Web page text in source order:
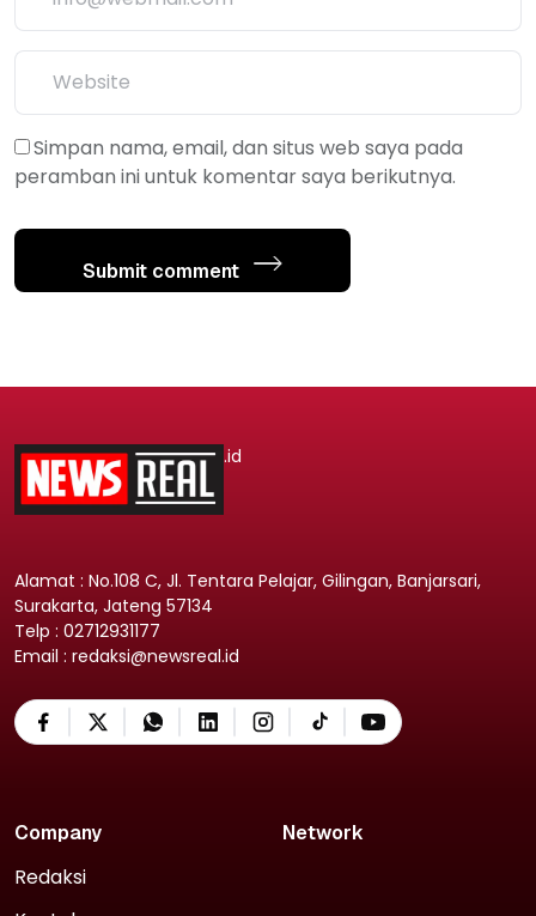
Simpan nama, email, dan situs web saya pada
peramban ini untuk komentar saya berikutnya.
Submit comment
.id
Alamat : No.108 C, Jl. Tentara Pelajar, Gilingan, Banjarsari,
Surakarta, Jateng 57134
Telp : 02712931177
Email : redaksi@newsreal.id
Company
Redaksi
Network